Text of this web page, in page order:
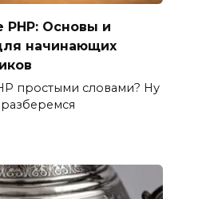
PHP: Основы и
начинающих
простыми словами? Ну
разберемся